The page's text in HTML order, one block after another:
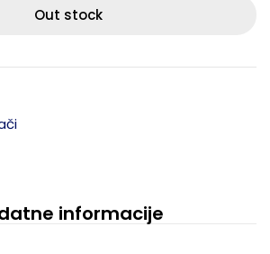
Out stock
informacije